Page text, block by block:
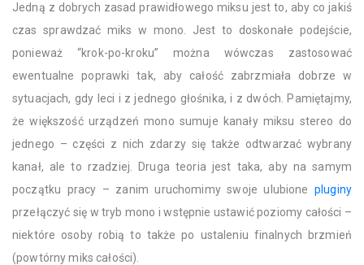
Jedną z dobrych zasad prawidłowego miksu jest to, aby co jakiś
czas sprawdzać miks w mono. Jest to doskonałe podejście,
ponieważ “krok-po-kroku” można wówczas zastosować
ewentualne poprawki tak, aby całość zabrzmiała dobrze w
sytuacjach, gdy leci i z jednego głośnika, i z dwóch. Pamiętajmy,
że większość urządzeń mono sumuje kanały miksu stereo do
jednego – części z nich zdarzy się także odtwarzać wybrany
kanał, ale to rzadziej. Druga teoria jest taka, aby na samym
początku pracy – zanim uruchomimy swoje ulubionepluginy
przełączyć się w tryb mono i wstępnie ustawić poziomy całości –
niektóre osoby robią to także po ustaleniu finalnych brzmień
(powtórny miks całości).